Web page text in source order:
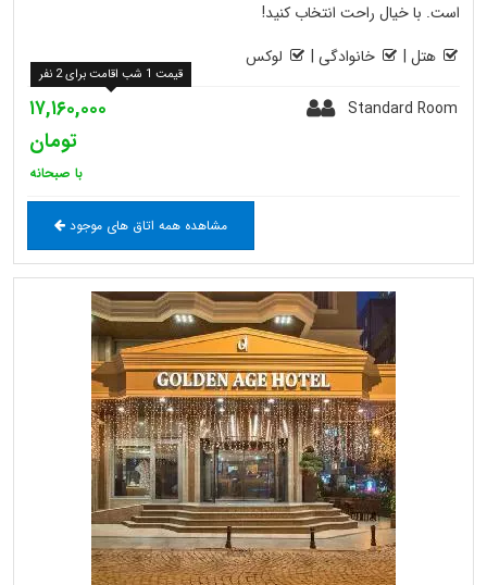
است. با خیال راحت انتخاب کنید!
هتل | خانوادگی | لوکس
Standard Room
۱۷,۱۶۰,۰۰۰
تومان
با صبحانه
قیمت 1 شب اقامت برای 2 نفر
مشاهده همه اتاق های موجود